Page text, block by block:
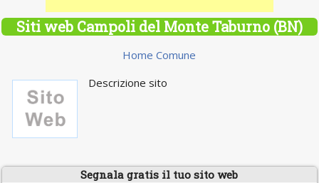
Siti web Campoli del Monte Taburno (BN)
Home Comune
Descrizione sito
Segnala gratis il tuo sito web